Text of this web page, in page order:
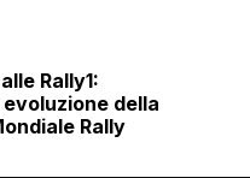
Rally1:
della
Rally